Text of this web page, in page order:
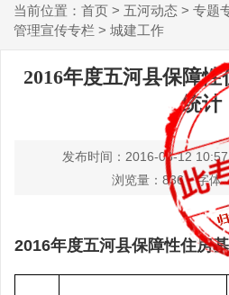
当前位置： 首页 > 五河动态 > 专题
管理宣传专栏 > 城建工作
2016年度五河县保障
统计
发布时间：2016-08-12 10:57
浏览量： 836 字体
2016年度五河县保障性住房